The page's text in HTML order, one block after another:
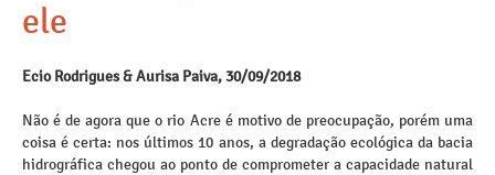
ele
Ecio Rodrigues & Aurisa Paiva, 30/09/2018
Não é de agora que o rio Acre é motivo de preocupação, porém uma
coisa é certa: nos últimos 10 anos, a degradação ecológica da bacia
hidrográfica chegou ao ponto de comprometer a capacidade natural